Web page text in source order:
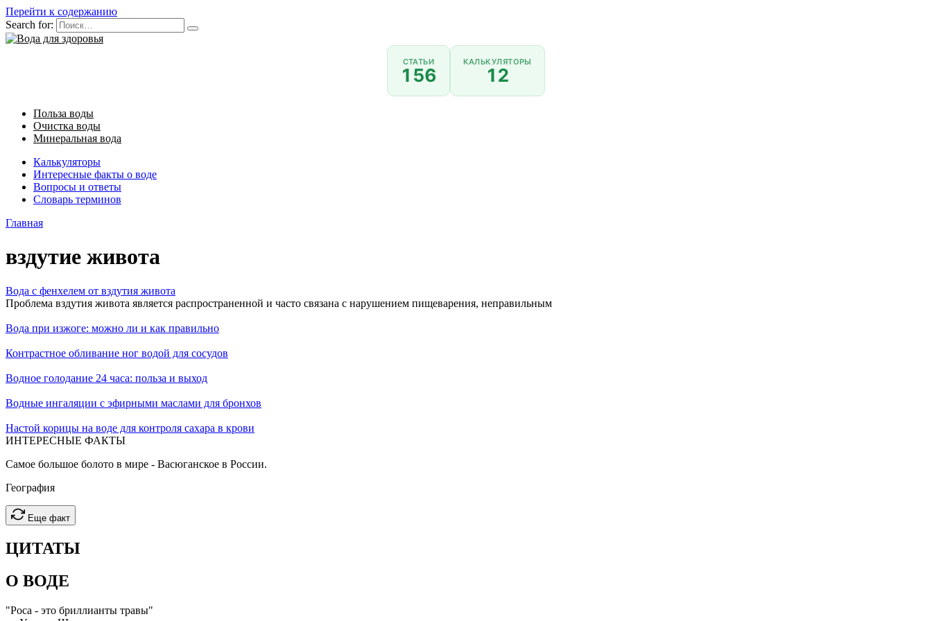
Перейти к содержанию
Search for:
СТАТЬИ
156
КАЛЬКУЛЯТОРЫ
12
Польза воды
Очистка воды
Минеральная вода
Калькуляторы
Интересные факты о воде
Вопросы и ответы
Словарь терминов
Главная
вздутие живота
Вода с фенхелем от вздутия живота
Проблема вздутия живота является распространенной и часто связана с нарушением пищеварения, неправильным
Вода при изжоге: можно ли и как правильно
Контрастное обливание ног водой для сосудов
Водное голодание 24 часа: польза и выход
Водные ингаляции с эфирными маслами для бронхов
Настой корицы на воде для контроля сахара в крови
ИНТЕРЕСНЫЕ ФАКТЫ
Самое большое болото в мире - Васюганское в России.
География
Еще факт
ЦИТАТЫ
О ВОДЕ
"Роса - это бриллианты травы"